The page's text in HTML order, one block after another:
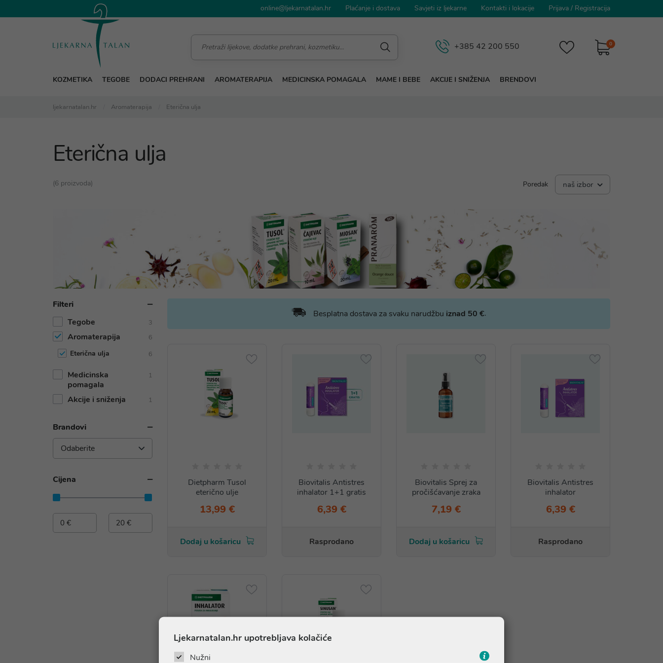
online@ljekarnatalan.hr Plaćanje i dostava Savjeti iz ljekarne Kontakti i lokacije Prijava / Registracija
0
+385 42 200 550
KOZMETIKA TEGOBE DODACI PREHRANI AROMATERAPIJA MEDICINSKA POMAGALA MAME I BEBE AKCIJE I SNIŽENJA BRENDOVI
ljekarnatalan.hr Aromaterapija Eterična ulja
Eterična ulja
(6 proizvoda) Poredak naš izbor
Filteri
Tegobe
3
Aromaterapija 6
Eterična ulja 6
Medicinska
pomagala
1
Akcije i sniženja 1
Brandovi
Odaberite
Cijena
Besplatna dostava za svaku narudžbu iznad 50 €.
Dietpharm Tusol
eterično ulje
13,99 €
Dodaj u košaricu
Biovitalis Antistres
inhalator 1+1 gratis
6,39 €
Rasprodano
Biovitalis Sprej za
pročišćavanje zraka
7,19 €
Dodaj u košaricu
Biovitalis Antistres
inhalator
6,39 €
Rasprodano
Ljekarnatalan.hr upotrebljava kolačiće
Nužni